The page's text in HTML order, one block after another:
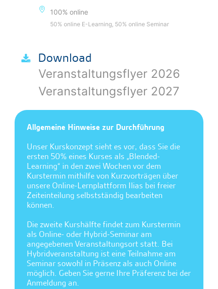
100% online
50% online E-Learning, 50% online Seminar
Download
Veranstaltungsflyer 2026
Veranstaltungsflyer 2027
Allgemeine Hinweise zur Durchführung
Unser Kurskonzept sieht es vor, dass Sie die
ersten 50% eines Kurses als „Blended-
Learning“ in den zwei Wochen vor dem
Kurstermin mithilfe von Kurzvorträgen über
unsere Online-Lernplattform Ilias bei freier
Zeiteinteilung selbstständig bearbeiten
können.
Die zweite Kurshälfte findet zum Kurstermin
als Online- oder Hybrid-Seminar am
angegebenen Veranstaltungsort statt. Bei
Hybridveranstaltung ist eine Teilnahme am
Seminar sowohl in Präsenz als auch Online
möglich. Geben Sie gerne Ihre Präferenz bei der
Anmeldung an.